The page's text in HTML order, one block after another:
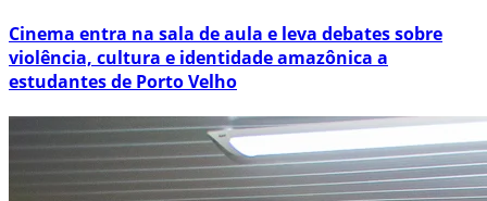
Cinema entra na sala de aula e leva debates sobre
violência, cultura e identidade amazônica a
estudantes de Porto Velho